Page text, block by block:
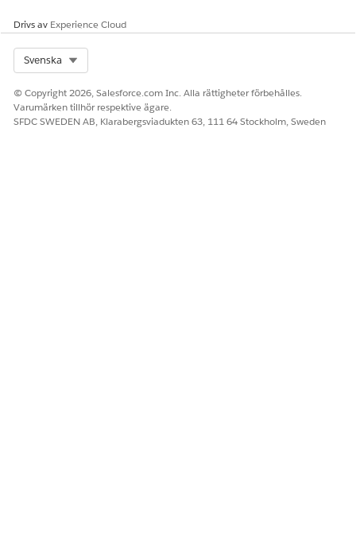
LÖSTE DENNA ARTIKEL DITT PROBLEM?
Berätta för oss vad vi kan förbättra!
Ja
Drivs av Experience Cloud
Svenska
© Copyright 2026, Salesforce.com Inc. Alla rättigheter förbehålles.
Varumärken tillhör respektive ägare.
SFDC SWEDEN AB, Klarabergsviadukten 63, 111 64 Stockholm, Sweden